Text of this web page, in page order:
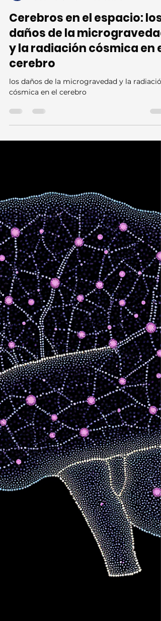
Iván Linares-García
6 min de lectura
Cerebros en el espacio: los
daños de la microgravedad
y la radiación cósmica en el